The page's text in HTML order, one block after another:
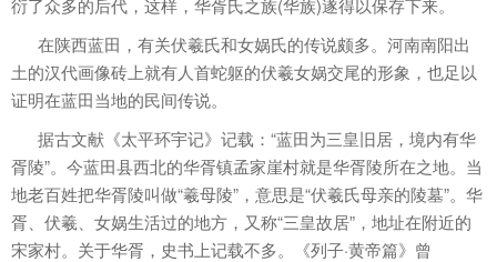
衍了众多的后代，这样，华胥氏之族(华族)遂得以保存下来。
在陕西蓝田，有关伏羲氏和女娲氏的传说颇多。河南南阳出
土的汉代画像砖上就有人首蛇躯的伏羲女娲交尾的形象，也足以
证明在蓝田当地的民间传说。
据古文献《太平环宇记》记载：“蓝田为三皇旧居，境内有华
胥陵”。今蓝田县西北的华胥镇孟家崖村就是华胥陵所在之地。当
地老百姓把华胥陵叫做“羲母陵”，意思是“伏羲氏母亲的陵墓”。华
胥、伏羲、女娲生活过的地方，又称“三皇故居”，地址在附近的
宋家村。关于华胥，史书上记载不多。《列子·黄帝篇》曾